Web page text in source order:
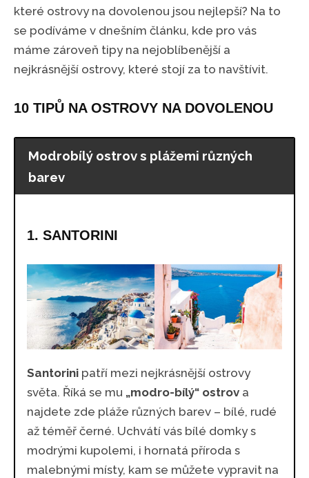
které ostrovy na dovolenou jsou nejlepší? Na to
se podíváme v dnešním článku, kde pro vás
máme zároveň tipy na nejoblíbenější a
nejkrásnější ostrovy, které stojí za to navštívit.
10 TIPŮ NA OSTROVY NA DOVOLENOU
Modrobílý ostrov s plážemi různých
barev
1. SANTORINI
Santorini patří mezi nejkrásnější ostrovy
světa. Říká se mu „modro-bílý“ ostrov a
najdete zde pláže různých barev – bílé, rudé
až téměř černé. Uchvátí vás bílé domky s
modrými kupolemi, i hornatá příroda s
malebnými místy, kam se můžete vypravit na